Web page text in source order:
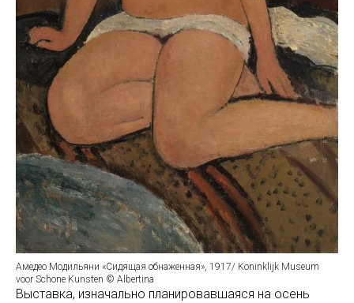
Амедео Модильяни «Сидящая обнаженная», 1917/ Koninklijk Museum
voor Schone Kunsten © Albertina
Выставка, изначально планировавшаяся на осень